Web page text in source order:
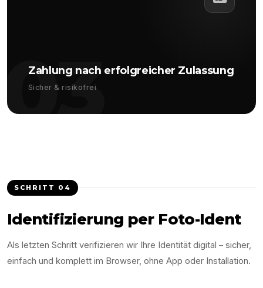
03
Zahlung nach erfolgreicher Zulassung
Sicher & risikofrei
SCHRITT 04
Identifizierung per Foto-Ident
Als letzten Schritt verifizieren wir Ihre Identität digital – sicher,
einfach und komplett im Browser, ohne App oder Installation.